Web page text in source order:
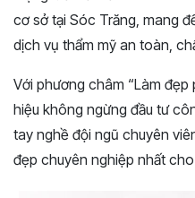
cơ sở tại Sóc Trăng, mang
dịch vụ thẩm mỹ an toàn,
Với phương châm “Làm đẹp
hiệu không ngừng đầu tư
tay nghề đội ngũ chuyên
đẹp chuyên nghiệp nhất